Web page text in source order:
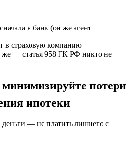
в банк (он же агент
в страховую компанию
— статья 958 ГК РФ никто не
потери
ипотеки
— не платить лишнего с